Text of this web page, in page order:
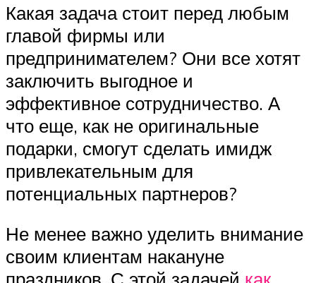
Какая задача стоит перед любым
главой фирмы или
предпринимателем? Они все хотят
заключить выгодное и
эффективное сотрудничество. А
что еще, как не оригинальные
подарки, смогут сделать имидж
привлекательным для
потенциальных партнеров?
Не менее важно уделить внимание
своим клиентам накануне